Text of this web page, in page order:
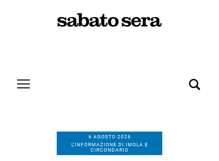
6 AGOSTO 2026
L’INFORMAZIONE DI IMOLA E
CIRCONDARIO